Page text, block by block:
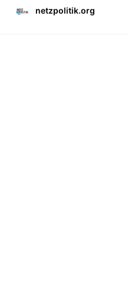
netzpolitik.org